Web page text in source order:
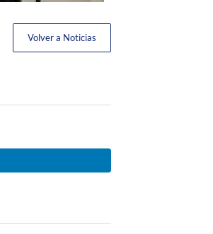
Volver a Noticias